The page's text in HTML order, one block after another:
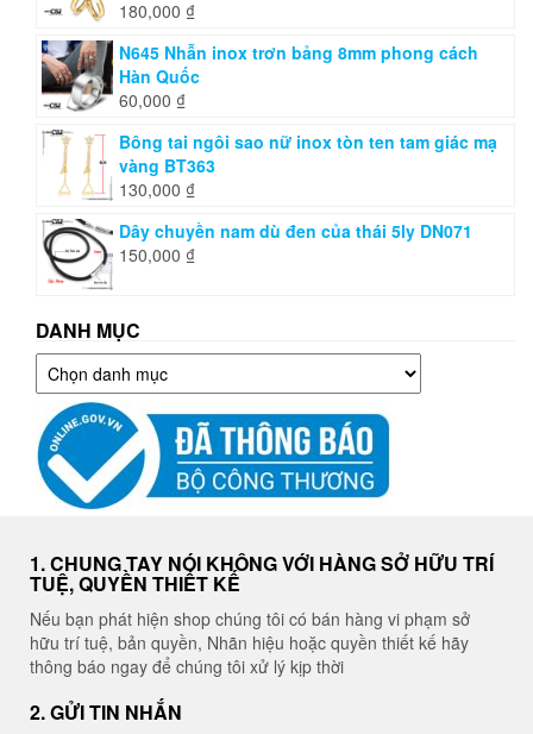
180,000 ₫
N645 Nhẫn inox trơn bảng 8mm phong cách
Hàn Quốc
60,000 ₫
Bông tai ngôi sao nữ inox tòn ten tam giác mạ
vàng BT363
130,000 ₫
Dây chuyền nam dù đen của thái 5ly DN071
150,000 ₫
DANH MỤC
Danh
mục
1. CHUNG TAY NÓI KHÔNG VỚI HÀNG SỞ HỮU TRÍ
TUỆ, QUYỀN THIẾT KẾ
Nếu bạn phát hiện shop chúng tôi có bán hàng vi phạm sở
hữu trí tuệ, bản quyền, Nhãn hiệu hoặc quyền thiết kế hãy
thông báo ngay để chúng tôi xử lý kịp thời
2. GỬI TIN NHẮN